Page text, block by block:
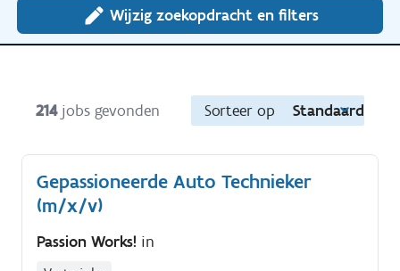
Wijzig zoekopdracht en filters
214 jobs gevonden Sorteer op Standaard
Gepassioneerde Auto Technieker
(m/x/v)
Passion Works! in